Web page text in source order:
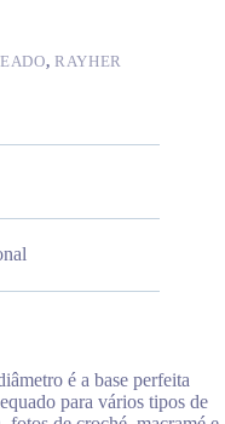
,RAYHER
é a base perfeita
para vários tipos de